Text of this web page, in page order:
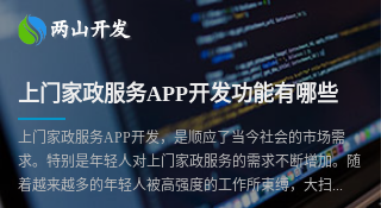
上门家政服务APP开发功能有哪些
上门家政服务APP开发，是顺应了当今社会的市场需
求。特别是年轻人对上门家政服务的需求不断增加。随
着越来越多的年轻人被高强度的工作所束缚，大扫...